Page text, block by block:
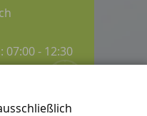
- 12:30
/ 14:00 -